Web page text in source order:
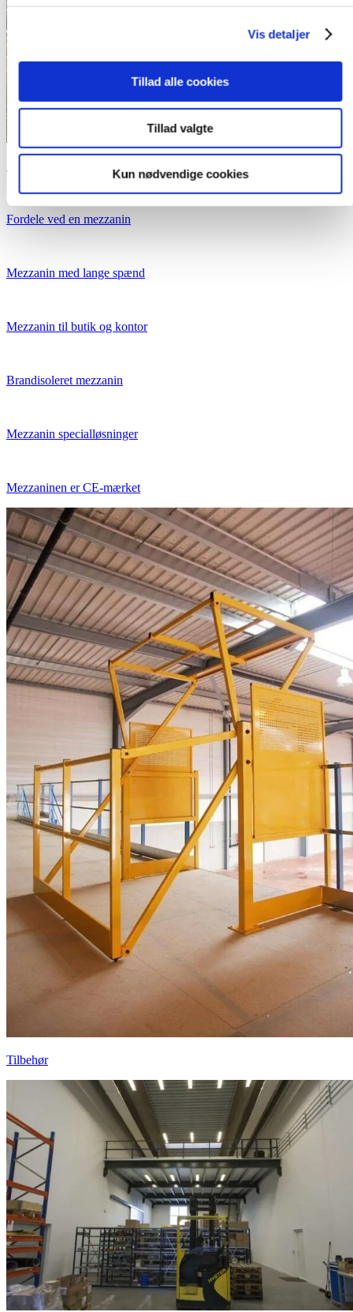
Vis detaljer
Tillad alle cookies
Tillad valgte
Kun nødvendige cookies
Fordele ved en mezzanin
Mezzanin med lange spænd
Mezzanin til butik og kontor
Brandisoleret mezzanin
Mezzanin specialløsninger
Mezzaninen er CE-mærket
Tilbehør